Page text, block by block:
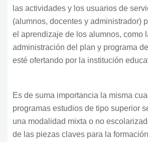
las actividades y los usuarios de
(alumnos, docentes y administrador)
el aprendizaje de los alumnos, como
administración del plan y programa
esté ofertando por la institución
Es de suma importancia la misma
programas estudios de tipo superior
una modalidad mixta o no
de las piezas claves para la